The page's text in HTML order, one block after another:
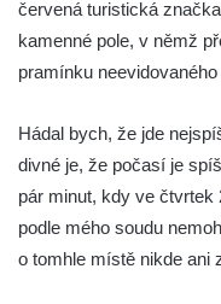
Vodopád na Suché
Mattoniho vodopád
Kyselce
Vodopád na
údolí
červená turistická
kamenné pole, v němž
pramínku
Hádal bych, že jde
divné je, že počasí je
pár minut, kdy ve čtvrtek
podle mého soudu
o tomhle místě nikde ani